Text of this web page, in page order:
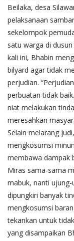
Beilaka, desa
pelaksanaan
sekelompok
satu warga di
kali ini, Bhabin
bilyard agar tidak
perjudian.
perbuatan tidak
niat melakukan
meresahkan
Selain melarang
mengkosumsi
membawa dampak
Miras sama-sama
mabuk, nanti
dipungkiri banyak
mengkosumsi
tekankan untuk
yang disampaikan